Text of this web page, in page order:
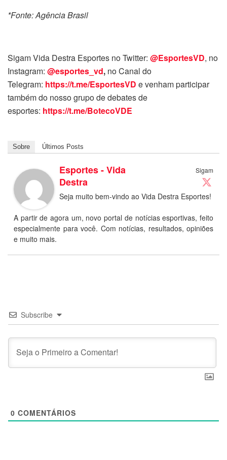
*Fonte: Agência Brasil
Sigam Vida Destra Esportes no Twitter: @EsportesVD, no
Instagram: @esportes_vd, no Canal do
Telegram: https://t.me/EsportesVD e venham participar
também do nosso grupo de debates de
esportes: https://t.me/BotecoVDE
Sobre Últimos Posts
Sigam
Esportes - Vida
Destra
Seja muito bem-vindo ao Vida Destra Esportes!
A partir de agora um, novo portal de notícias esportivas, feito
especialmente para você. Com notícias, resultados, opiniões
e muito mais.
Subscribe
0 COMENTÁRIOS